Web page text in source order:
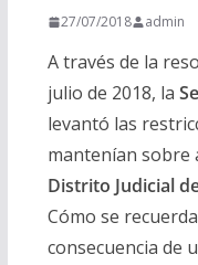
27/07/2018 admin
A través de la
julio de 2018, la
levantó las
mantenían sobre
Distrito Judicial
Cómo se
consecuencia de